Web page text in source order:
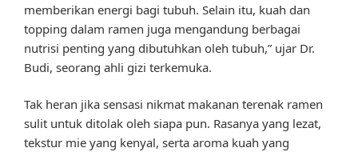
memberikan energi bagi tubuh. Selain itu, kuah dan
topping dalam ramen juga mengandung berbagai
nutrisi penting yang dibutuhkan oleh tubuh,” ujar Dr.
Budi, seorang ahli gizi terkemuka.
Tak heran jika sensasi nikmat makanan terenak ramen
sulit untuk ditolak oleh siapa pun. Rasanya yang lezat,
tekstur mie yang kenyal, serta aroma kuah yang